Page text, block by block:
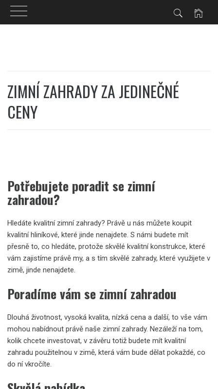
ZIMNÍ ZAHRADY ZA JEDINEČNÉ
CENY
Potřebujete poradit se zimní
zahradou?
Hledáte kvalitní zimní zahrady? Právě u nás můžete koupit
kvalitní hliníkové, které jinde nenajdete. S námi budete mít
přesně to, co hledáte, protože skvělé kvalitní konstrukce, které
vám zajistíme právě my, a s tím skvělé zahrady, které využijete v
zimě, jinde nenajdete.
Poradíme vám se zimní zahradou
Dlouhá životnost, vysoká kvalita, nízká cena a další, to vše vám
mohou nabídnout právě naše zimní zahrady. Nezáleží na tom,
kolik chcete investovat, v závěru totiž budete mít kvalitní
zahradu použitelnou v zimě, která vám bude dělat pokaždé, co
do ní vkročíte.